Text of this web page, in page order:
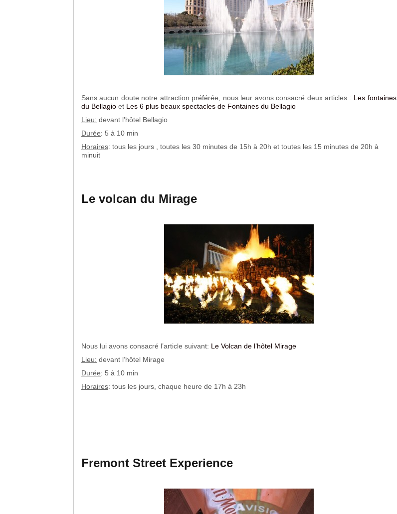
Sans aucun doute notre attraction préférée, nous leur avons consacré deux articles : Les fontaines
du Bellagio et Les 6 plus beaux spectacles de Fontaines du Bellagio
Lieu: devant l’hôtel Bellagio
Durée: 5 à 10 min
Horaires: tous les jours , toutes les 30 minutes de 15h à 20h et toutes les 15 minutes de 20h à
minuit
Le volcan du Mirage
Nous lui avons consacré l’article suivant: Le Volcan de l’hôtel Mirage
Lieu: devant l’hôtel Mirage
Durée: 5 à 10 min
Horaires: tous les jours, chaque heure de 17h à 23h
Fremont Street Experience